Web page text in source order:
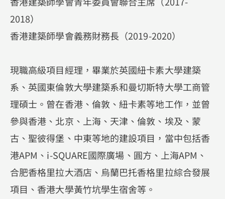
2018）
香港建築師學會義務財務長（2019-2020）
現職高級項目經理，畢業於英國紐卡素大學建築
系、英國東倫敦大學建築系和曼切斯特大學工商管
理碩士。曾在香港、倫敦、紐卡素等地工作，並曾
參與香港、北京、上海、天津、倫敦、埃及、蒙
古、聖彼得堡、中東等地的建設項目，當中包括香
港APM、i-SQUARE國際廣場、圓方、上海APM、
合肥香格里拉大酒店、烏蘭巴托香格里拉綜合發展
項目、香港大學黃竹坑學生宿舍等。